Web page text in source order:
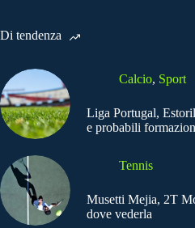
Di tendenza
Calcio, Sport
Liga Portugal,
e probabili
Tennis
Musetti Mejia, 2T
dove vederla